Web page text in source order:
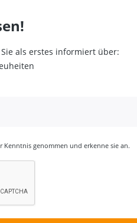
als erstes informiert über:
Kenntnis genommen und erkenne sie an.